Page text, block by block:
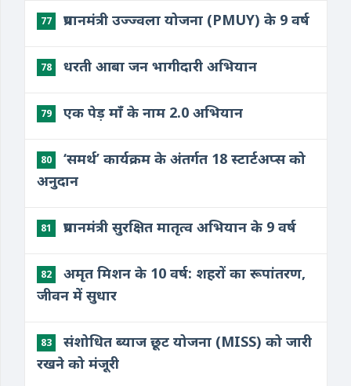
77 प्रधानमंत्री उज्ज्वला योजना (PMUY) के 9 वर्ष
78 धरती आबा जन भागीदारी अभियान
79 एक पेड़ माँ के नाम 2.0 अभियान
80
‘समर्थ’ कार्यक्रम के अंतर्गत 18 स्टार्टअप्स को
अनुदान
81 प्रधानमंत्री सुरक्षित मातृत्व अभियान के 9 वर्ष
82
अमृत मिशन के 10 वर्ष: शहरों का रूपांतरण,
जीवन में सुधार
83
संशोधित ब्याज छूट योजना (MISS) को जारी
रखने को मंजूरी